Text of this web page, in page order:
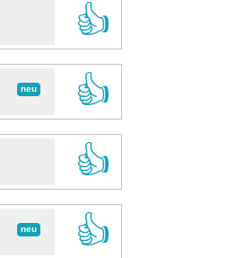
👍
neu
👍
👍
neu
👍